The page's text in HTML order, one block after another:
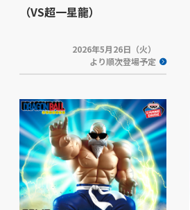
（VS超一星龍）
2026年5月26日（火）
より順次登場予定